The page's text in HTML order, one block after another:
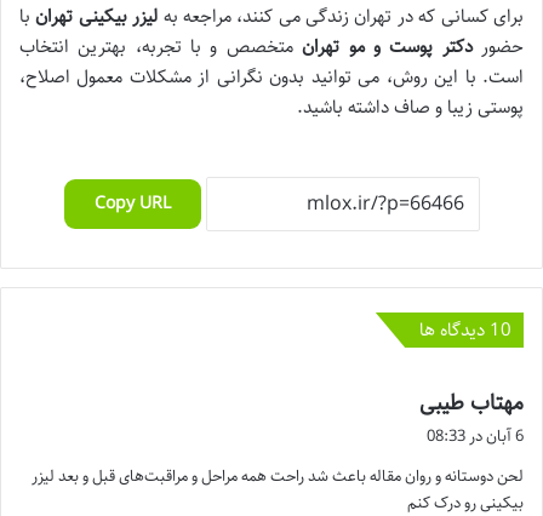
برای کسانی که در تهران زندگی می کنند، مراجعه به لیزر بیکینی تهرانبا
حضوردکتر پوست و مو تهرانمتخصص و با تجربه، بهترین انتخاب
است. با این روش، می توانید بدون نگرانی از مشکلات معمول اصلاح،
پوستی زیبا و صاف داشته باشید.
Copy URL
‫10 دیدگاه ها
مهتاب طیبی
:
6 آبان در 08:33
لحن دوستانه و روان مقاله باعث شد راحت همه مراحل و مراقبت‌های قبل و بعد لیزر
بیکینی رو درک کنم